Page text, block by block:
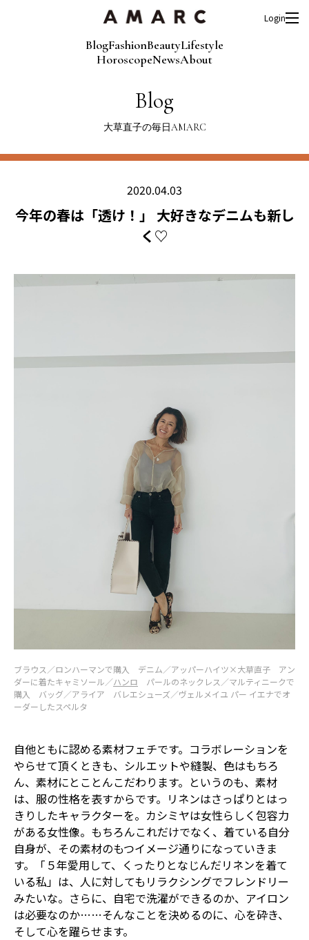
BlogFashionBeautyLifestyle
HoroscopeNewsAbout
Login
Blog
大草直子の毎日AMARC
2020.04.03
今年の春は「透け！」 大好きなデニムも新し
く♡
ブラウス／ロンハーマンで購入 デニム／アッパーハイツ×大草直子 アン
ダーに着たキャミソール／ハンロ パールのネックレス／マルティニークで
購入 バッグ／アライア バレエシューズ／ヴェルメイユ パー イエナでオ
ーダーしたスペルタ
自他ともに認める素材フェチです。コラボレーションを
やらせて頂くときも、シルエットや縫製、色はもちろ
ん、素材にとことんこだわります。というのも、素材
は、服の性格を表すからです。リネンはさっぱりとはっ
きりしたキャラクターを。カシミヤは女性らしく包容力
がある女性像。もちろんこれだけでなく、着ている自分
自身が、その素材のもつイメージ通りになっていきま
す。「５年愛用して、くったりとなじんだリネンを着て
いる私」は、人に対してもリラクシングでフレンドリー――
みたいな。さらに、自宅で洗濯ができるのか、アイロン
は必要なのか……そんなことを決めるのに、心を砕き、
そして心を躍らせます。